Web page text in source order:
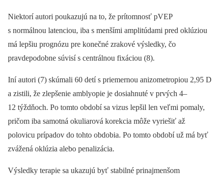
Niektorí autori poukazujú na to, že prítomnosť pVEP
s normálnou latenciou, iba s menšími amplitúdami pred oklúziou
má lepšiu prognózu pre konečné zrakové výsledky, čo
pravdepodobne súvisí s centrálnou fixáciou (8).
Iní autori (7) skúmali 60 detí s priemernou anizometropiou 2,95 D
a zistili, že zlepšenie amblyopie je dosiahnuté v prvých 4–
12 týždňoch. Po tomto období sa vizus lepšil len veľmi pomaly,
pričom iba samotná okuliarová korekcia môže vyriešiť až
polovicu prípadov do tohto obdobia. Po tomto období už má byť
zvážená oklúzia alebo penalizácia.
Výsledky terapie sa ukazujú byť stabilné prinajmenšom